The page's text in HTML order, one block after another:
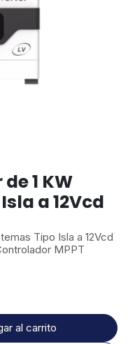
1 KW
a 12Vcd
Tipo Isla a 12Vcd
MPPT
al carrito